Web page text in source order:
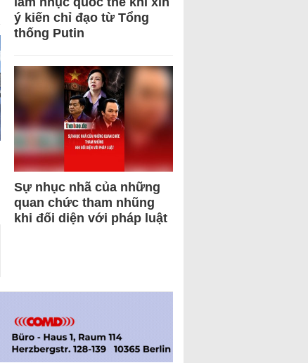
ý kiến chỉ đạo từ Tổng
thống Putin
Sự nhục nhã của những
quan chức tham nhũng
khi đối diện với pháp luật